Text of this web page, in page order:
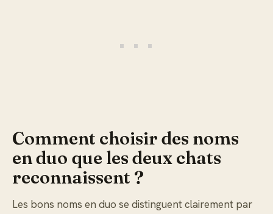
Comment choisir des noms
en duo que les deux chats
reconnaissent ?
Les bons noms en duo se distinguent clairement par